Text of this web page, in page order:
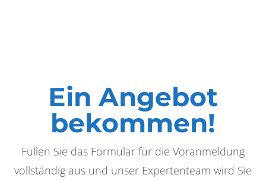
Ein Angebot
bekommen!
Füllen Sie das Formular für die Voranmeldung
vollständig aus und unser Expertenteam wird Sie